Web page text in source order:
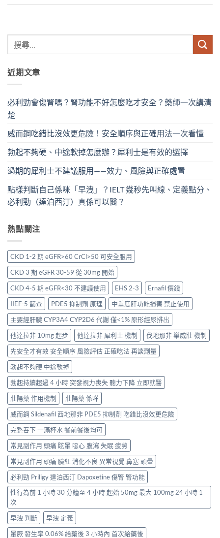
近期文章
必利勁會傷腎嗎？腎功能不好怎麼吃才安全？藥師一次講清
楚
威而鋼吃錯比沒效更危險！安全順序與正確用法一次看懂
勃起不夠硬、中途軟掉怎麼辦？犀利士是有效的選擇
過期的犀利士不建議服用——效力、風險與正確處置
點樣判斷自己係咪「早洩」？IELT 幾秒先叫線、定義點分、
必利勁（達泊西汀）真係可以醫？
熱點關注
CKD 1-2 期 eGFR>60 CrCl>50 可安全服用
CKD 3 期 eGFR 30-59 從 30mg 開始
CKD 4-5 期 eGFR<30 不建議使用
EHS 2-3
Ernafil 價錢
IIEF-5 篩查
PDE5 抑制劑 原理
中重度肝功能損害 禁止使用
主要經肝臟 CYP3A4 CYP2D6 代謝 僅<1% 原形經尿排出
他達拉非 10mg 起步
他達拉非 犀利士 機制
伐地那非 樂威壯 機制
先安全才有效 安全順序 風險評估 正確吃法 再談劑量
勃起不夠硬 中途軟掉
勃起持續超過 4 小時 突發視力喪失 聽力下降 立即就醫
壯陽藥 作用機制
壯陽藥 係咩
威而鋼 Sildenafil 西地那非 PDE5 抑制劑 吃錯比沒效更危險
完整吞下 一滿杯水 餐前餐後均可
常見副作用 頭痛 眩暈 噁心 腹瀉 失眠 疲勞
常見副作用 頭痛 臉紅 消化不良 異常視覺 鼻塞 頭暈
必利勁 Priligy 達泊西汀 Dapoxetine 傷腎 腎功能
性行為前 1 小時 30 分鐘至 4 小時 起始 50mg 最大 100mg 24 小時 1
次
早洩 判斷
早洩 定義
暈厥 發生率 0.06% 給藥後 3 小時內 首次給藥後